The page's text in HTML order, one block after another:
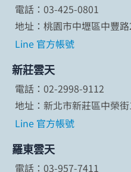
電話：03-425-0801
地址：桃園市中壢區中豐
Line 官方帳號
新莊雲天
電話：02-2998-9112
地址：新北市新莊區中榮
Line 官方帳號
羅東雲天
電話：03-957-7411